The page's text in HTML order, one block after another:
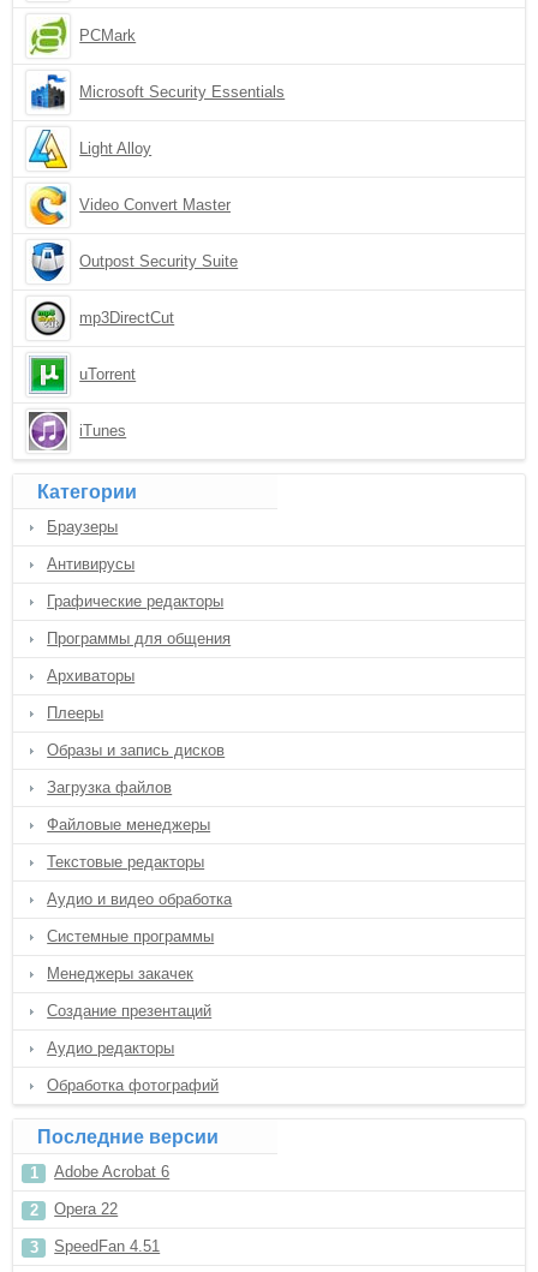
PCMark
Microsoft Security Essentials
Light Alloy
Video Convert Master
Outpost Security Suite
mp3DirectCut
uTorrent
iTunes
Категории
Браузеры
Антивирусы
Графические редакторы
Программы для общения
Архиваторы
Плееры
Образы и запись дисков
Загрузка файлов
Файловые менеджеры
Текстовые редакторы
Аудио и видео обработка
Системные программы
Менеджеры закачек
Создание презентаций
Аудио редакторы
Обработка фотографий
Последние версии
Adobe Acrobat 6
Opera 22
SpeedFan 4.51